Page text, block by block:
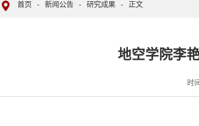
首页 - 新闻公告 - 研究成果 - 正文
地空学院李
时